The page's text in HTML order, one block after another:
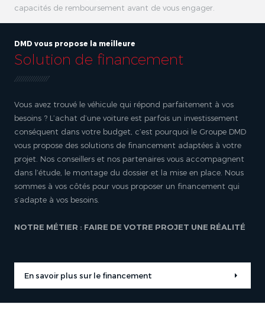
DMD vous propose la meilleure
Solution de financement
Vous avez trouvé le véhicule qui répond parfaitement à vos
besoins ? L’achat d’une voiture est parfois un investissement
conséquent dans votre budget, c’est pourquoi le Groupe DMD
vous propose des solutions de financement adaptées à votre
projet. Nos conseillers et nos partenaires vous accompagnent
dans l’étude, le montage du dossier et la mise en place. Nous
sommes à vos côtés pour vous proposer un financement qui
s’adapte à vos besoins.
NOTRE MÉTIER : FAIRE DE VOTRE PROJET UNE RÉALITÉ
En savoir plus sur le financement
capacités de remboursement avant de vous engager.